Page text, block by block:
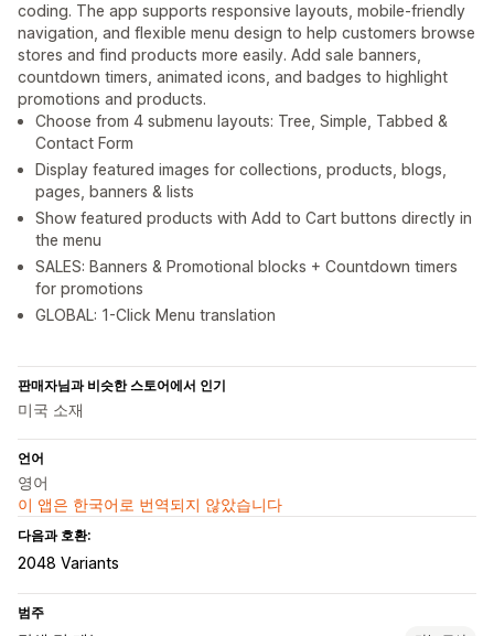
coding. The app supports responsive layouts, mobile-friendly
navigation, and flexible menu design to help customers browse
stores and find products more easily. Add sale banners,
countdown timers, animated icons, and badges to highlight
promotions and products.
Choose from 4 submenu layouts: Tree, Simple, Tabbed &
Contact Form
Display featured images for collections, products, blogs,
pages, banners & lists
Show featured products with Add to Cart buttons directly in
the menu
SALES: Banners & Promotional blocks + Countdown timers
for promotions
GLOBAL: 1-Click Menu translation
판매자님과 비슷한 스토어에서 인기
미국 소재
언어
영어
이 앱은 한국어로 번역되지 않았습니다
다음과 호환:
2048 Variants
범주